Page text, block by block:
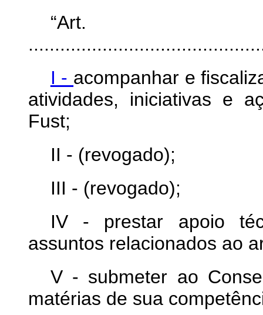
I - acompanhar e
atividades, iniciativas e
Fust;
II - (revogado);
III - (revogado);
IV - prestar apoio
assuntos relacionados ao
V - submeter ao
matérias de sua